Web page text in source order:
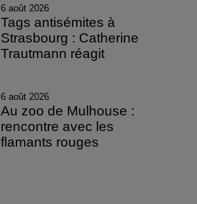
6 août 2026
Tags antisémites à
Strasbourg : Catherine
Trautmann réagit
6 août 2026
Au zoo de Mulhouse :
rencontre avec les
flamants rouges